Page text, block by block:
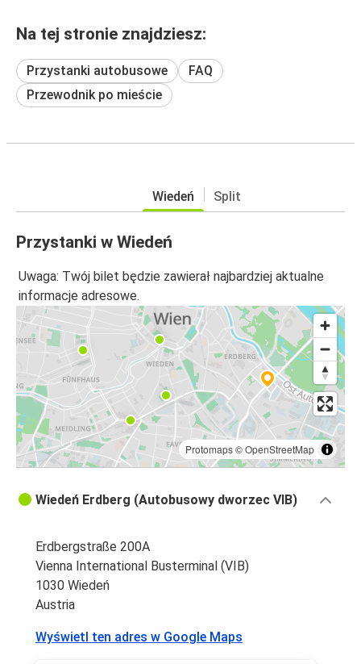
Na tej stronie znajdziesz:
Przystanki autobusowe
FAQ
Przewodnik po mieście
Wiedeń Split
Przystanki w Wiedeń
Uwaga: Twój bilet będzie zawierał najbardziej aktualne
informacje adresowe.
Protomaps©OpenStreetMap
Wiedeń Erdberg (Autobusowy dworzec VIB)
Erdbergstraße 200A
Vienna International Busterminal (VIB)
1030 Wiedeń
Austria
Wyświetl ten adres w Google Maps